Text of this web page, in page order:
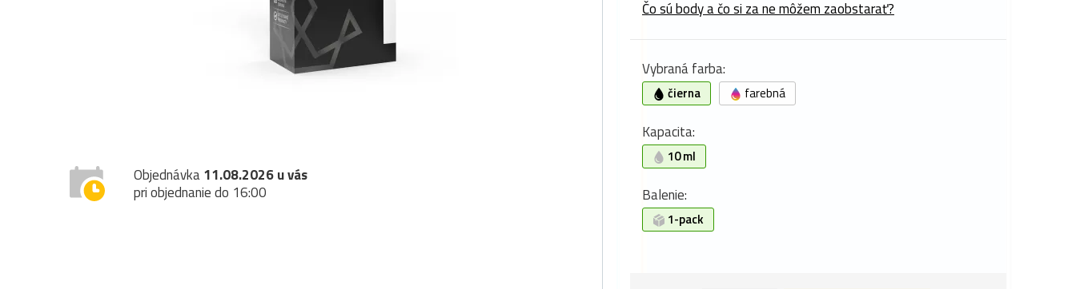
Objednávka11.08.2026 u vás
pri objednanie do 16:00
Čo sú body a čo si za ne môžem zaobstarať?
Vybraná farba:
čierna farebná
Kapacita:
10 ml
Balenie:
1-pack